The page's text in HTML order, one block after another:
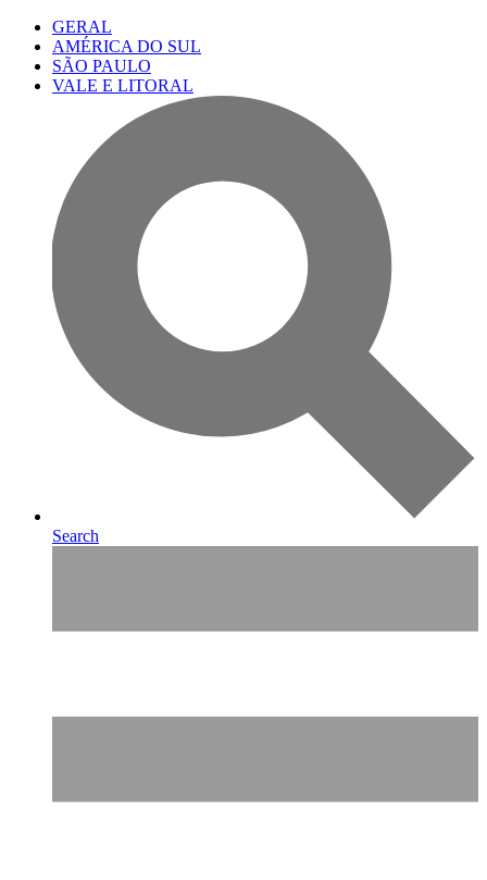
GERAL
AMÉRICA DO SUL
SÃO PAULO
VALE E LITORAL
Search